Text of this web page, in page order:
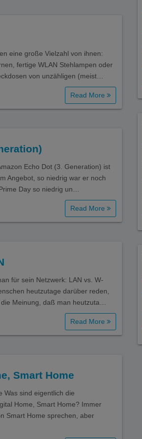
eine große Vielzahl von ihnen:
fertige WLAN Stehlampen oder
von unzähligen (meist…
Read More
Echo Dot (3. Generation) ist
Angebot, so niedrig war er noch
Day so niedrig un…
Read More
für sein Netzwerk: LAN vs. W-
heutzutage darüber reden,
Meinung, daß man heutzuta…
Read More
Smart Home
Was sind eigentlich die
Home, Smart Home? Immer
Smart Home sprechen, aber